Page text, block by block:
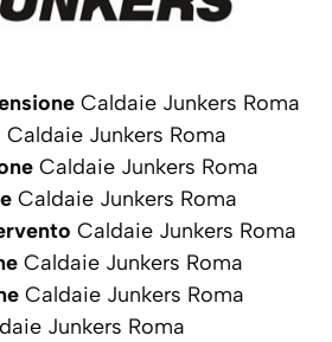
Caldaie Junkers Roma
Caldaie Junkers Roma
Caldaie Junkers Roma
Caldaie Junkers Roma
Caldaie Junkers Roma
Caldaie Junkers Roma
Caldaie Junkers Roma
Junkers Roma